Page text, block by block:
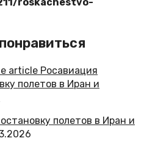
полетов в Иран и